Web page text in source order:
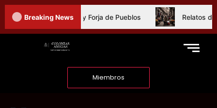
Breaking News
en México, Espejo y Forja de Pueblos Relatos de
Miembros